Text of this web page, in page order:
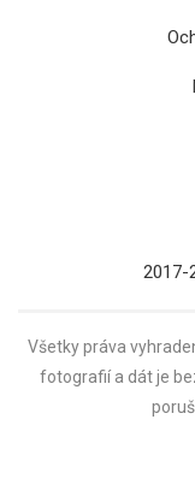
V okolí
2017-
Všetky práva
fotografií a dát je